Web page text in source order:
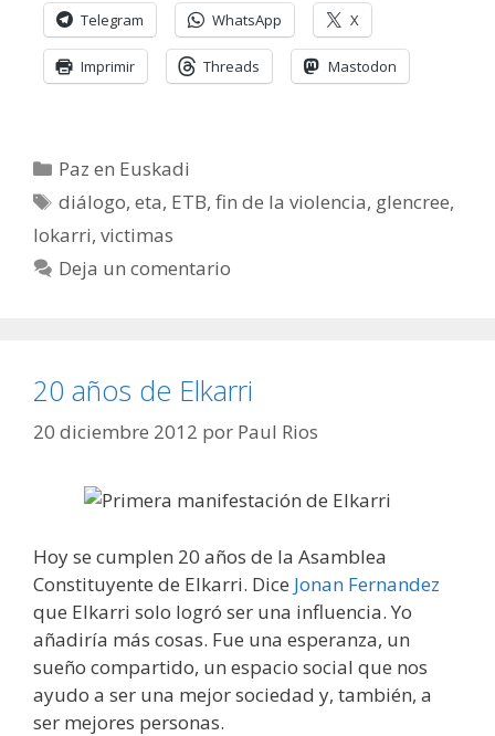
Telegram WhatsApp X
Imprimir Threads Mastodon
Categorías
Paz en Euskadi
Etiquetas
diálogo,eta, ETB,fin de la violencia, glencree,
lokarri, victimas
Deja un comentario
20 años de Elkarri
20 diciembre 2012 por Paul Rios
Hoy se cumplen 20 años de la Asamblea
Constituyente de Elkarri. Dice Jonan Fernandez
que Elkarri solo logró ser una influencia. Yo
añadiría más cosas. Fue una esperanza, un
sueño compartido, un espacio social que nos
ayudo a ser una mejor sociedad y, también, a
ser mejores personas.